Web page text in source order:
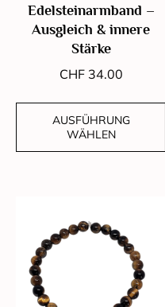
Edelsteinarmband –
Ausgleich & innere
Stärke
CHF34.00
AUSFÜHRUNG
WÄHLEN